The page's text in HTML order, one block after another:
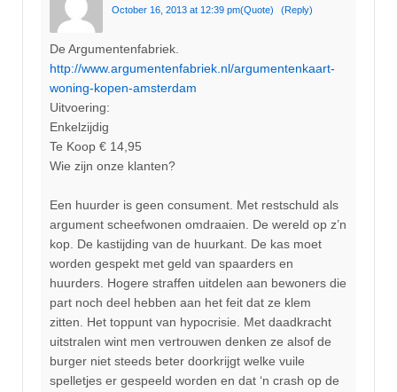
October 16, 2013 at 12:39 pm(Quote) (Reply)
De Argumentenfabriek.
http://www.argumentenfabriek.nl/argumentenkaart-
woning-kopen-amsterdam
Uitvoering:
Enkelzijdig
Te Koop € 14,95
Wie zijn onze klanten?
Een huurder is geen consument. Met restschuld als
argument scheefwonen omdraaien. De wereld op z’n
kop. De kastijding van de huurkant. De kas moet
worden gespekt met geld van spaarders en
huurders. Hogere straffen uitdelen aan bewoners die
part noch deel hebben aan het feit dat ze klem
zitten. Het toppunt van hypocrisie. Met daadkracht
uitstralen wint men vertrouwen denken ze alsof de
burger niet steeds beter doorkrijgt welke vuile
spelletjes er gespeeld worden en dat ‘n crash op de